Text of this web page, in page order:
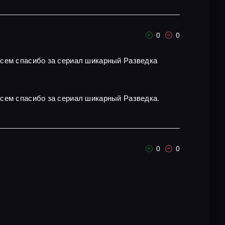
0 0
спасибо за сериал шикарный Разведка
спасибо за сериал шикарный Разведка.
0 0